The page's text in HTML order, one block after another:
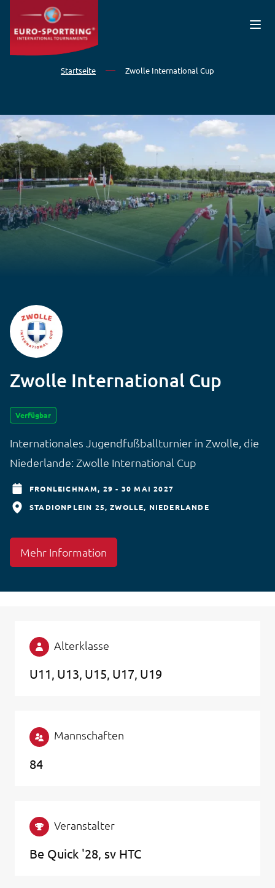
Direkt zum Inhalt
Startseite Zwolle International Cup
Zwolle International Cup
Verfügbar
Internationales Jugendfußballturnier in Zwolle, die
Niederlande: Zwolle International Cup
FRONLEICHNAM, 29 - 30 MAI 2027
STADIONPLEIN 25
ZWOLLE NIEDERLANDE
Mehr Information
Alterklasse
U11 U13 U15 U17 U19
Mannschaften
84
Veranstalter
Be Quick '28, sv HTC